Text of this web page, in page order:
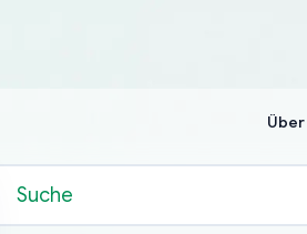
Über